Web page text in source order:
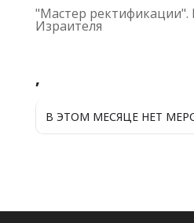
"Мастер ректификации".
Израителя
,
В ЭТОМ МЕСЯЦЕ НЕТ